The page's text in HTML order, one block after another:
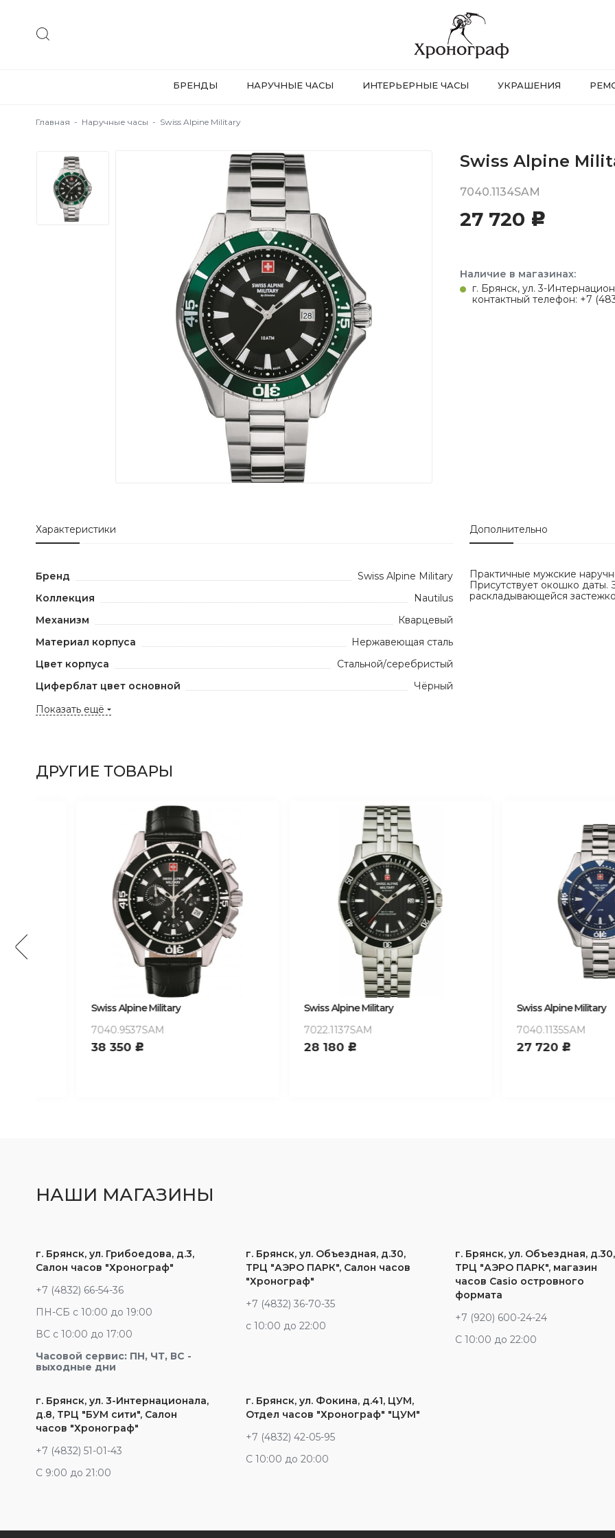
БРЕНДЫ НАРУЧНЫЕ ЧАСЫ ИНТЕРЬЕРНЫЕ ЧАСЫ УКРАШЕНИЯ
Главная - Наручные часы - Swiss Alpine Military
Swiss Alpine
7040.1134SAM
27 720 c
Наличие в магазинах:
г. Брянск, ул. 3-
контактный телефон: +7
Характеристики
Бренд
Swiss Alpine Military
Коллекция
Nautilus
Механизм
Кварцевый
Материал корпуса
Нержавеющая сталь
Цвет корпуса
Стальной/серебристый
Циферблат цвет основной
Чёрный
Показать ещё
Дополнительно
Практичные мужские
Присутствует окошко даты.
раскладывающейся
ДРУГИЕ ТОВАРЫ
Swiss Alpine Military
7040.9537SAM
38 350c
Swiss Alpine Military
7022.1137SAM
28 180c
Swiss Alpine Military
7040.1135SAM
27 720c
НАШИ МАГАЗИНЫ
г. Брянск, ул. Грибоедова, д.3,
Салон часов "Хронограф"
+7 (4832) 66-54-36
ПН-СБ с 10:00 до 19:00
ВС с 10:00 до 17:00
Часовой сервис: ПН, ЧТ, ВС -
выходные дни
г. Брянск, ул. Объездная, д.30,
ТРЦ "АЭРО ПАРК", Салон часов
"Хронограф"
+7 (4832) 36-70-35
c 10:00 до 22:00
г. Брянск, ул. Объездная, д.30,
ТРЦ "АЭРО ПАРК", магазин
часов Casio островного
формата
+7 (920) 600-24-24
С 10:00 до 22:00
г. Брянск, ул. 3-Интернационала,
д.8, ТРЦ "БУМ сити", Салон
часов "Хронограф"
+7 (4832) 51-01-43
С 9:00 до 21:00
г. Брянск, ул. Фокина, д.41, ЦУМ,
Отдел часов "Хронограф" "ЦУМ"
+7 (4832) 42-05-95
С 10:00 до 20:00